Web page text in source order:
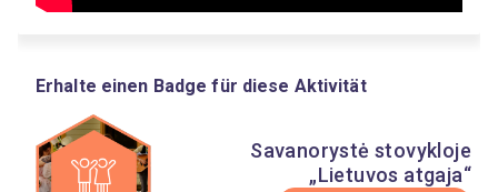
Erhalte einen Badge für diese Aktivität
Savanorystė stovykloje
„Lietuvos atgaja“